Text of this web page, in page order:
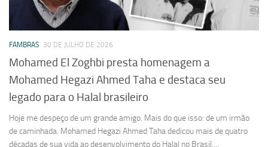
FAMBRAS 30 DE JULHO DE 2026
Mohamed El Zoghbi presta homenagem a
Mohamed Hegazi Ahmed Taha e destaca seu
legado para o Halal brasileiro
Hoje me despeço de um grande amigo. Mais do que isso: de um irmão
de caminhada. Mohamed Hegazi Ahmed Taha dedicou mais de quatro
décadas de sua vida ao desenvolvimento do Halal no Brasil....